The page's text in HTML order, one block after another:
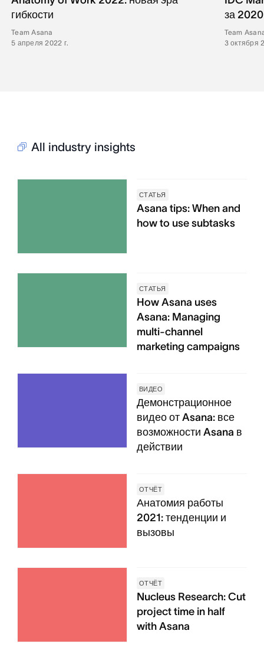
гибкости
Team Asana
5 апреля 2022 г.
за
Team
3 октября
All industry insights
СТАТЬЯ
Asana tips: When and
how to use subtasks
СТАТЬЯ
How Asana uses
Asana: Managing
multi-channel
marketing campaigns
ВИДЕО
Демонстрационное
видео от Asana: все
возможности Asana в
действии
ОТЧЁТ
Анатомия работы
2021: тенденции и
вызовы
ОТЧЁТ
Nucleus Research: Cut
project time in half
with Asana